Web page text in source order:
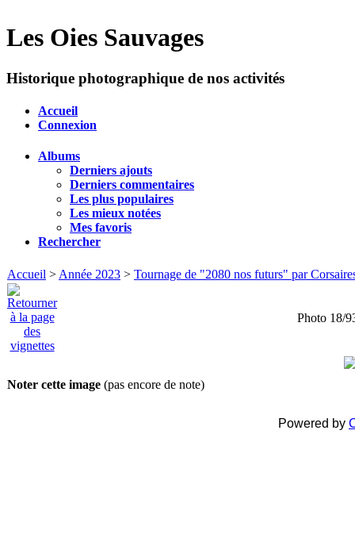
Les Oies Sauvages
Historique photographique de nos activités
Accueil
Connexion
Albums
Derniers ajouts
Derniers commentaires
Les plus populaires
Les mieux notées
Mes favoris
Rechercher
Accueil > Année 2023 > Tournage de "2080 nos futurs" par
Photo 18/
Noter cette image (pas encore de note)
Powered by